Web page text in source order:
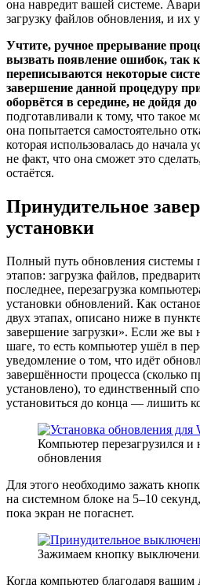
она навредит вашей системе.
загрузку файлов обновления, и их
Учтите, ручное прерывание
вызвать появление ошибок, так
переписываются некоторые
завершение данной процедуру
оборвётся в середине, не дойдя
подготавливали к тому, что такое
она попытается самостоятельно
которая использовалась до начала
не факт, что она сможет это
остаётся.
Принудительное
установки
Полный путь обновления системы
этапов: загрузка файлов,
последнее, перезагрузка
установки обновлений. Как
двух этапах, описано ниже в
завершение загрузки». Если же вы
шаге, то есть компьютер ушёл в
уведомление о том, что идёт
завершённости процесса (сколько
установлено), то единственный
установиться до конца — лишить
Компьютер перезагрузился и
обновления
Для этого необходимо зажать
на системном блоке на 5–10
пока экран не погаснет.
Зажимаем кнопку
Когда компьютер благодаря вашим